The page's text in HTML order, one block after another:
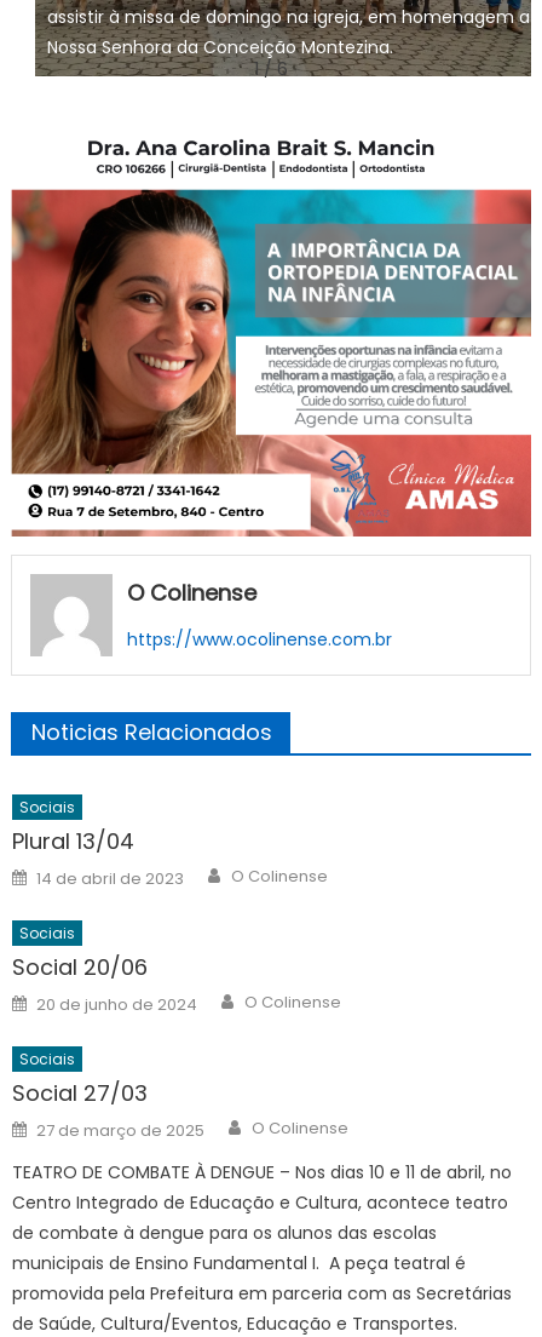
assistir à missa de domingo na igreja, em homenagem a
Nossa Senhora da Conceição Montezina.
1 / 6
O Colinense
https://www.ocolinense.com.br
Noticias Relacionados
Sociais
Plural 13/04
Posted
on
14 de abril de 2023 Author
O Colinense
Sociais
Social 20/06
Posted
on
20 de junho de 2024 Author
O Colinense
Sociais
Social 27/03
Posted
on
27 de março de 2025 Author
O Colinense
TEATRO DE COMBATE À DENGUE – Nos dias 10 e 11 de abril, no
Centro Integrado de Educação e Cultura, acontece teatro
de combate à dengue para os alunos das escolas
municipais de Ensino Fundamental I. A peça teatral é
promovida pela Prefeitura em parceria com as Secretárias
de Saúde, Cultura/Eventos, Educação e Transportes.